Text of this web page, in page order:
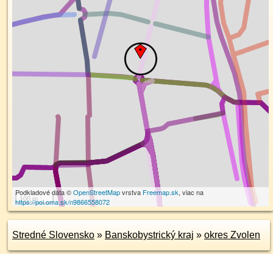
100 m
Podkladové dáta ©OpenStreetMapvrstva Freemap.sk, viac na
https://poi.oma.sk/n9866558072
Stredné Slovensko » Banskobystrický kraj » okres Zvolen